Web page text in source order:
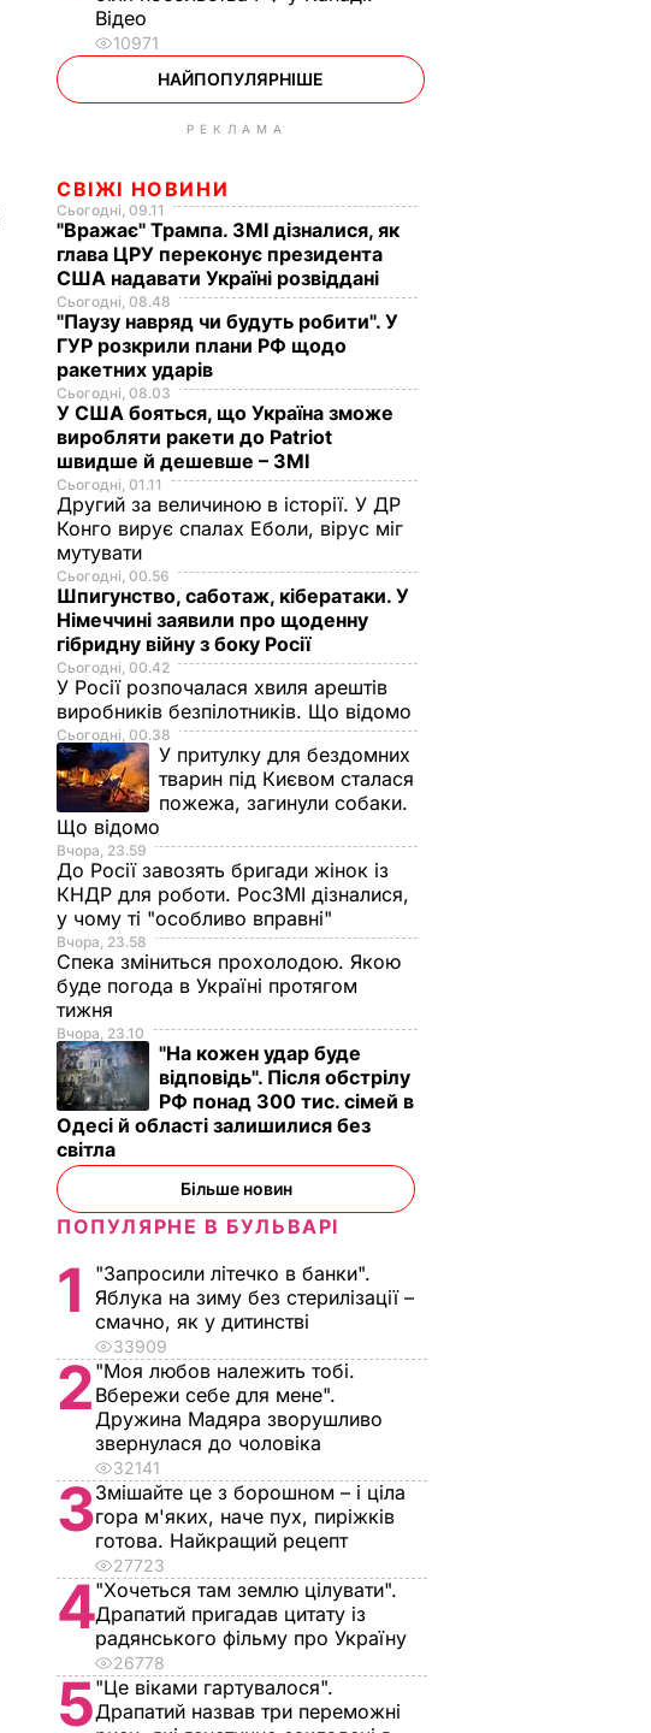
Відео
10971
НАЙПОПУЛЯРНІШЕ
РЕКЛАМА
СВІЖІ НОВИНИ
Сьогодні, 09.11
"Вражає" Трампа. ЗМІ дізналися, як
глава ЦРУ переконує президента
США надавати Україні розвіддані
Сьогодні, 08.48
"Паузу навряд чи будуть робити". У
ГУР розкрили плани РФ щодо
ракетних ударів
Сьогодні, 08.03
У США бояться, що Україна зможе
виробляти ракети до Patriot
швидше й дешевше – ЗМІ
Сьогодні, 01.11
Другий за величиною в історії. У ДР
Конго вирує спалах Еболи, вірус міг
мутувати
Сьогодні, 00.56
Шпигунство, саботаж, кібератаки. У
Німеччині заявили про щоденну
гібридну війну з боку Росії
Сьогодні, 00.42
У Росії розпочалася хвиля арештів
виробників безпілотників. Що відомо
Сьогодні, 00.38
У притулку для бездомних
тварин під Києвом сталася
пожежа, загинули собаки.
Що відомо
Вчора, 23.59
До Росії завозять бригади жінок із
КНДР для роботи. РосЗМІ дізналися,
у чому ті "особливо вправні"
Вчора, 23.58
Спека зміниться прохолодою. Якою
буде погода в Україні протягом
тижня
Вчора, 23.10
"На кожен удар буде
відповідь". Після обстрілу
РФ понад 300 тис. сімей в
Одесі й області залишилися без
світла
Більше новин
ПОПУЛЯРНЕ В БУЛЬВАРІ
1
"Запросили літечко в банки".
Яблука на зиму без стерилізації –
смачно, як у дитинстві
33909
2 "Моя любов належить тобі.
Вбережи себе для мене".
Дружина Мадяра зворушливо
звернулася до чоловіка
32141
3Змішайте це з борошном – і ціла
гора м'яких, наче пух, пиріжків
готова. Найкращий рецепт
27723
4"Хочеться там землю цілувати".
Драпатий пригадав цитату із
радянського фільму про Україну
26778
5"Це віками гартувалося".
Драпатий назвав три переможні